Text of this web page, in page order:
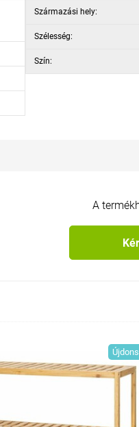
Származási hely:
Szélesség:
Szín:
A